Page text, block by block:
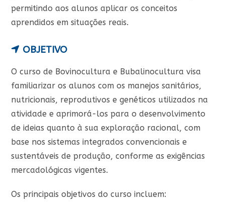
permitindo aos alunos aplicar os conceitos
aprendidos em situações reais.
OBJETIVO
O curso de Bovinocultura e Bubalinocultura visa
familiarizar os alunos com os manejos sanitários,
nutricionais, reprodutivos e genéticos utilizados na
atividade e aprimorá-los para o desenvolvimento
de ideias quanto à sua exploração racional, com
base nos sistemas integrados convencionais e
sustentáveis de produção, conforme as exigências
mercadológicas vigentes.
Os principais objetivos do curso incluem: